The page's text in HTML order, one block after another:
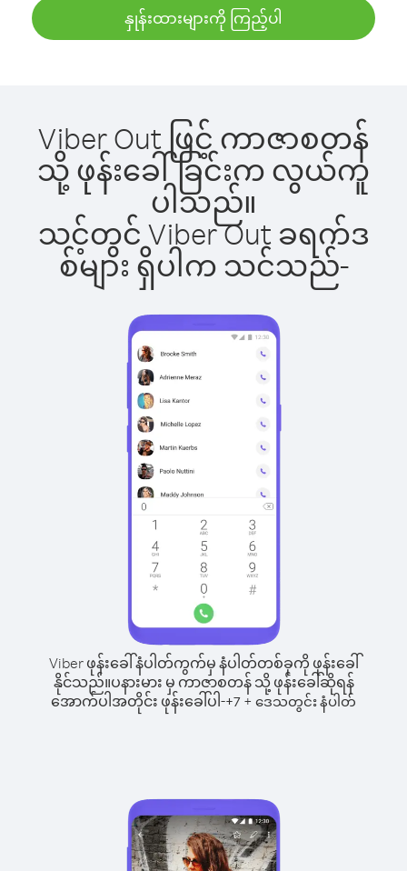
နှုန်းထားများကို ကြည့်ပါ
Viber Out ဖြင့် ကာဇာစတန်
သို့ ဖုန်းခေါ်ခြင်းက လွယ်ကူ
ပါသည်။
သင့်တွင် Viber Out ခရက်ဒ
စ်များ ရှိပါက သင်သည်-
Viber ဖုန်းခေါ်နံပါတ်ကွက်မှ နံပါတ်တစ်ခုကို ဖုန်းခေါ်
နိုင်သည်။ပနားမား မှ ကာဇာစတန် သို့ ဖုန်းခေါ်ဆိုရန်
အောက်ပါအတိုင်း ဖုန်းခေါ်ပါ-+7 + ဒေသတွင်း နံပါတ်